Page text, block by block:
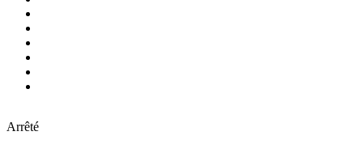
Arrêté